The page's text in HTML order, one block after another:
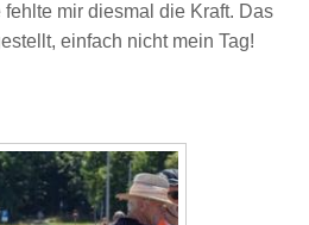
mir diesmal die Kraft. Das
einfach nicht mein Tag!